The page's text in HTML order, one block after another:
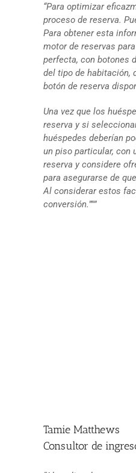
“Para optimizar
proceso de reserva.
Para obtener esta
motor de reservas
perfecta, con botones
del tipo de habitación,
botón de reserva
Una vez que los
reserva y si
huéspedes deberían
un piso particular, con
reserva y considere
para asegurarse de
Al considerar estos
conversión.”"”
Tamie Matthews
Consultor de